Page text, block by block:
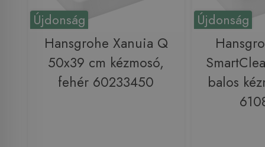
Újdonság
Hansgrohe Xanuia Q
50x39 cm kézmosó,
fehér 60233450
Újdonság
balos